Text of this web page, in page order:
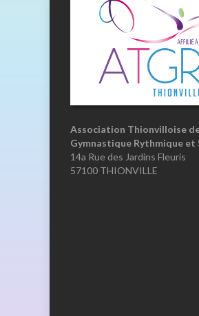
Association Thionvilloise
Gymnastique Rythmique et
14a Rue des Jardins Fleuris
57100 THIONVILLE